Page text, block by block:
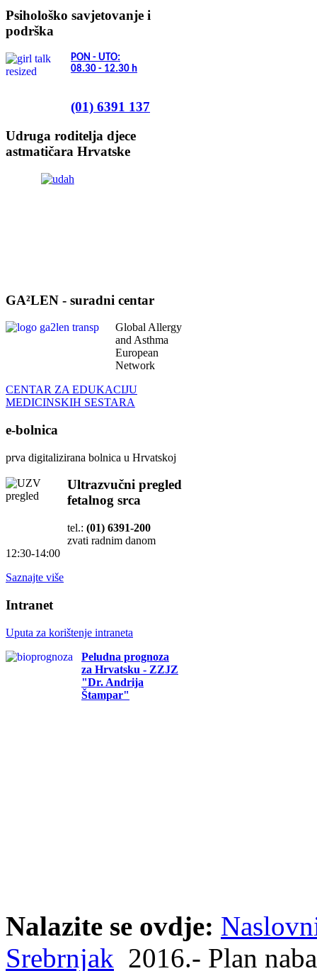
Psihološko savjetovanje i
podrška
PON - UTO:
08.30 - 12.30 h
(01) 6391 137
Udruga roditelja djece
astmatičara Hrvatske
GA²LEN - suradni centar
Global Allergy
and Asthma
European
Network
CENTAR ZA EDUKACIJU
MEDICINSKIH SESTARA
e-bolnica
prva digitalizirana bolnica u Hrvatskoj
Ultrazvučni pregled
fetalnog srca
tel.: (01) 6391-200
zvati radnim danom
12:30-14:00
Saznajte više
Intranet
Uputa za korištenje intraneta
Peludna prognoza
za Hrvatsku - ZZJZ
"Dr. Andrija
Štampar"
Nalazite se ovdje:
Srebrnjak 2016.- Plan